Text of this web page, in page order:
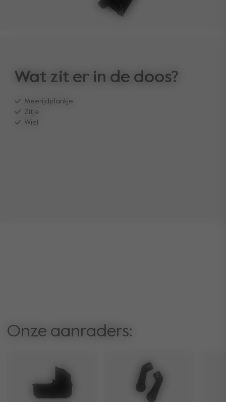
Wat zit er in de doos?
Meerijdplankje
Zitje
Wiel
Onze aanraders: